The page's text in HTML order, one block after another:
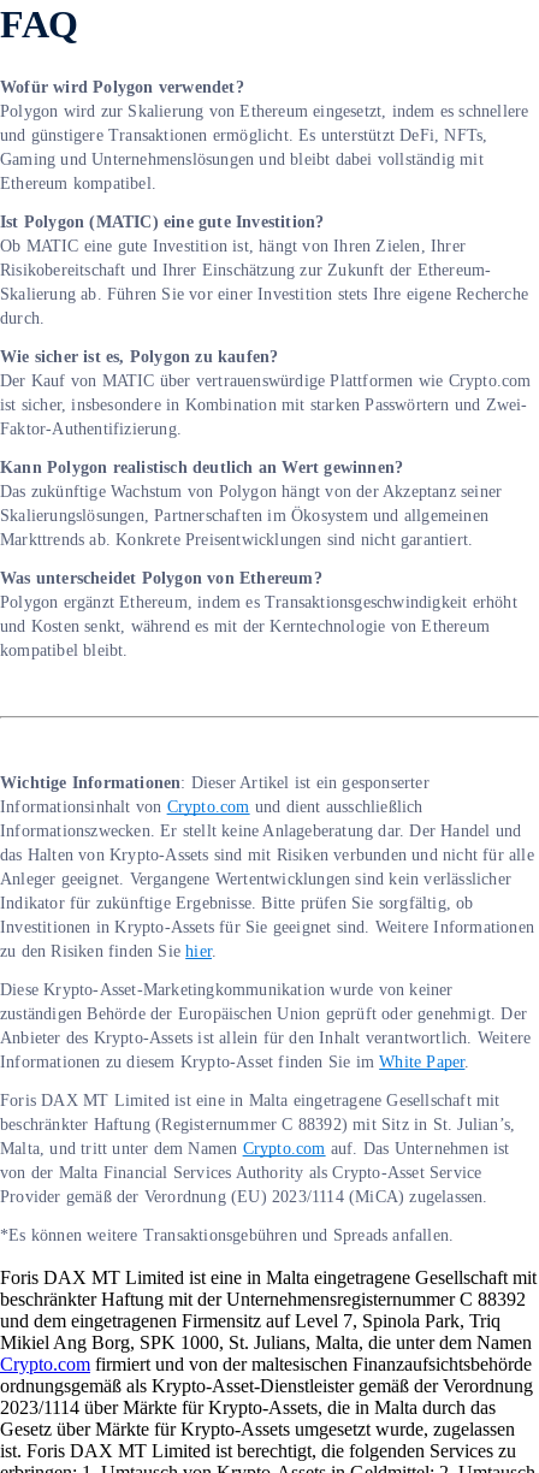
FAQ
Wofür wird Polygon verwendet?
Polygon wird zur Skalierung von Ethereum eingesetzt, indem es schnellere
und günstigere Transaktionen ermöglicht. Es unterstützt DeFi, NFTs,
Gaming und Unternehmenslösungen und bleibt dabei vollständig mit
Ethereum kompatibel.
Ist Polygon (MATIC) eine gute Investition?
Ob MATIC eine gute Investition ist, hängt von Ihren Zielen, Ihrer
Risikobereitschaft und Ihrer Einschätzung zur Zukunft der Ethereum-
Skalierung ab. Führen Sie vor einer Investition stets Ihre eigene Recherche
durch.
Wie sicher ist es, Polygon zu kaufen?
Der Kauf von MATIC über vertrauenswürdige Plattformen wie Crypto.com
ist sicher, insbesondere in Kombination mit starken Passwörtern und Zwei-
Faktor-Authentifizierung.
Kann Polygon realistisch deutlich an Wert gewinnen?
Das zukünftige Wachstum von Polygon hängt von der Akzeptanz seiner
Skalierungslösungen, Partnerschaften im Ökosystem und allgemeinen
Markttrends ab. Konkrete Preisentwicklungen sind nicht garantiert.
Was unterscheidet Polygon von Ethereum?
Polygon ergänzt Ethereum, indem es Transaktionsgeschwindigkeit erhöht
und Kosten senkt, während es mit der Kerntechnologie von Ethereum
kompatibel bleibt.
Wichtige Informationen: Dieser Artikel ist ein gesponserter
Informationsinhalt von Crypto.com und dient ausschließlich
Informationszwecken. Er stellt keine Anlageberatung dar. Der Handel und
das Halten von Krypto-Assets sind mit Risiken verbunden und nicht für alle
Anleger geeignet. Vergangene Wertentwicklungen sind kein verlässlicher
Indikator für zukünftige Ergebnisse. Bitte prüfen Sie sorgfältig, ob
Investitionen in Krypto-Assets für Sie geeignet sind. Weitere Informationen
zu den Risiken finden Siehier.
Diese Krypto-Asset-Marketingkommunikation wurde von keiner
zuständigen Behörde der Europäischen Union geprüft oder genehmigt. Der
Anbieter des Krypto-Assets ist allein für den Inhalt verantwortlich. Weitere
Informationen zu diesem Krypto-Asset finden Sie imWhite Paper.
Foris DAX MT Limited ist eine in Malta eingetragene Gesellschaft mit
beschränkter Haftung (Registernummer C 88392) mit Sitz in St. Julian’s,
Malta, und tritt unter dem Namen Crypto.com auf. Das Unternehmen ist
von der Malta Financial Services Authority als Crypto-Asset Service
Provider gemäß der Verordnung (EU) 2023/1114 (MiCA) zugelassen.
*Es können weitere Transaktionsgebühren und Spreads anfallen.
Foris DAX MT Limited ist eine in Malta eingetragene Gesellschaft mit
beschränkter Haftung mit der Unternehmensregisternummer C 88392
und dem eingetragenen Firmensitz auf Level 7, Spinola Park, Triq
Mikiel Ang Borg, SPK 1000, St. Julians, Malta, die unter dem Namen
Crypto.com firmiert und von der maltesischen Finanzaufsichtsbehörde
ordnungsgemäß als Krypto-Asset-Dienstleister gemäß der Verordnung
2023/1114 über Märkte für Krypto-Assets, die in Malta durch das
Gesetz über Märkte für Krypto-Assets umgesetzt wurde, zugelassen
ist. Foris DAX MT Limited ist berechtigt, die folgenden Services zu